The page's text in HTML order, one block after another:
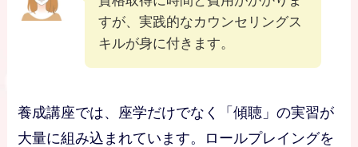
すが、実践的なカウンセリングス
キルが身に付きます。
養成講座では、座学だけでなく「傾聴」の実習が
大量に組み込まれています。ロールプレイングを